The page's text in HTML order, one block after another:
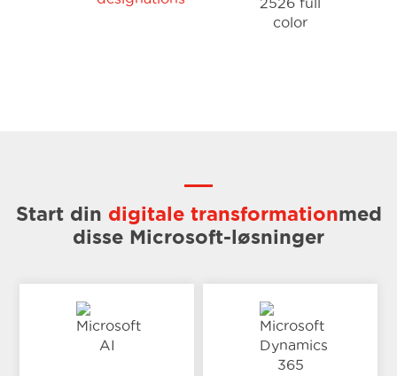
Start din digitale transformationmed
disse Microsoft-løsninger